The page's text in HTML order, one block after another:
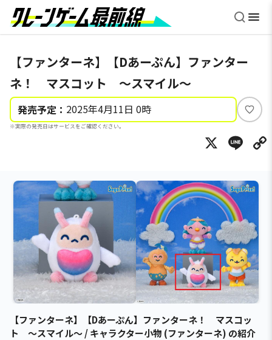
【ファンターネ】【Dあーぷん】ファンター
ネ！ マスコット ～スマイル～
発売予定： 2025年4月11日 0時
※実際の発売日はサービスをご確認ください。
い
ね
X
【ファンターネ】【Dあーぷん】ファンターネ！ マスコッ
ト ～スマイル～ / キャラクター小物 (ファンターネ) の紹介